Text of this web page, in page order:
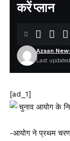
करें प्लान
Last
Azaan
[ad_1]
-आयोग ने प्रथम